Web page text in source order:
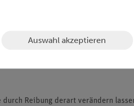
Reibung derart verändern
Auswahl akzeptieren